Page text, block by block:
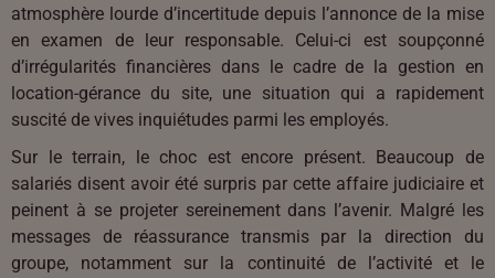
atmosphère lourde d’incertitude depuis l’annonce de la mise
en examen de leur responsable. Celui-ci est soupçonné
d’irrégularités financières dans le cadre de la gestion en
location-gérance du site, une situation qui a rapidement
suscité de vives inquiétudes parmi les employés.
Sur le terrain, le choc est encore présent. Beaucoup de
salariés disent avoir été surpris par cette affaire judiciaire et
peinent à se projeter sereinement dans l’avenir. Malgré les
messages de réassurance transmis par la direction du
groupe, notamment sur la continuité de l’activité et le